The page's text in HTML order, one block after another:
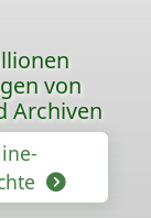
von
Archiven